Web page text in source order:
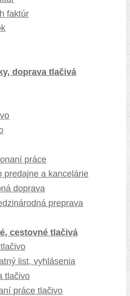
faktúr
doprava tlačivá
práce
predajne a kancelárie
doprava
preprava
cestovné tlačivá
list, vyhlásenia
tlačivo
práce tlačivo